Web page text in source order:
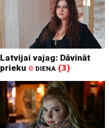
Latvijai vajag: Dāvināt
prieku © DIENA (3)